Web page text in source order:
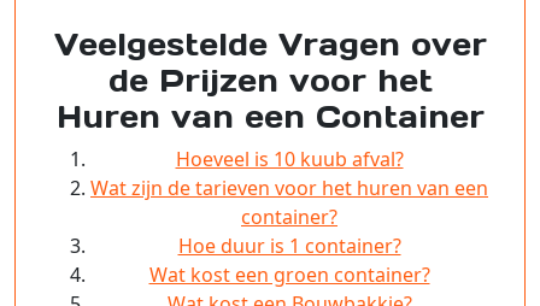
Veelgestelde Vragen over
de Prijzen voor het
Huren van een Container
Hoeveel is 10 kuub afval?
Wat zijn de tarieven voor het huren van een
container?
Hoe duur is 1 container?
Wat kost een groen container?